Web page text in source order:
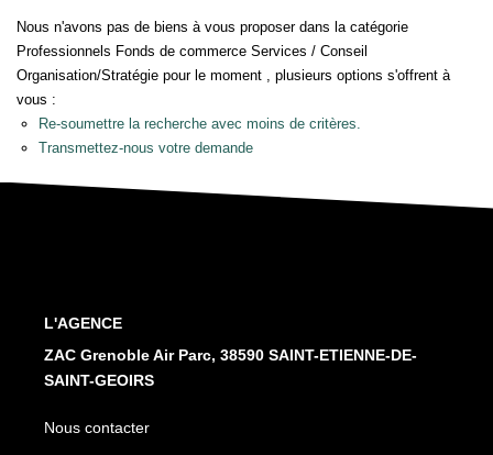
Qui Sommes Nous
Notre Équipe
Nos Services
CONTACT
Nous n'avons pas de biens à vous proposer dans la catégorie
Professionnels Fonds de commerce Services / Conseil
Organisation/Stratégie pour le moment , plusieurs options s'offrent à
vous :
Re-soumettre la recherche avec moins de critères.
Transmettez-nous votre demande
L'AGENCE
ZAC Grenoble Air Parc, 38590 SAINT-ETIENNE-DE-
SAINT-GEOIRS
Nous contacter